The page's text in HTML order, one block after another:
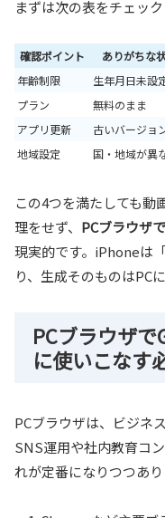
まずは次の表をチェッ
確認ポイント ありがちな
年齢制限
生年月日未設
プラン
無料のまま
アプリ更新
古いバージョ
地域設定
国・地域が異
この4つを満たしても動
理をせず、 PCブラウザ
現実的です。iPhoneは
り、生成そのものはPC
PCブラウザ
に使いこなす
PCブラウザは、ビジネ
SNS運用や社内教育コ
れが定番になりつつあり